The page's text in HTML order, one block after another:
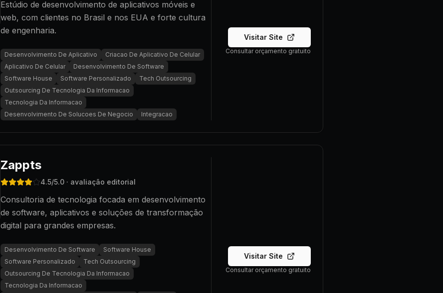
Estúdio de desenvolvimento de aplicativos móveis e
web, com clientes no Brasil e nos EUA e forte cultura
de engenharia.
Desenvolvimento De Aplicativo
Criacao De Aplicativo De Celular
Aplicativo De Celular
Desenvolvimento De Software
Software House
Software Personalizado
Tech Outsourcing
Outsourcing De Tecnologia Da Informacao
Tecnologia Da Informacao
Desenvolvimento De Solucoes De Negocio
Integracao
Visitar Site
Consultar orçamento gratuito
Zappts
4.5/5.0 · avaliação editorial
Consultoria de tecnologia focada em desenvolvimento
de software, aplicativos e soluções de transformação
digital para grandes empresas.
Desenvolvimento De Software
Software House
Software Personalizado
Tech Outsourcing
Outsourcing De Tecnologia Da Informacao
Tecnologia Da Informacao
Visitar Site
Consultar orçamento gratuito